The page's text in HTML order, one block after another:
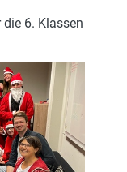
6. Klassen